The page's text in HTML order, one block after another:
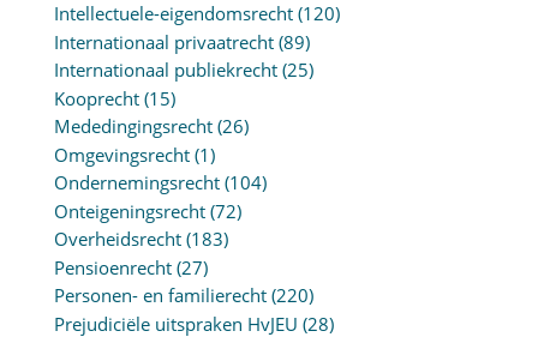
Intellectuele-eigendomsrecht(120)
Internationaal privaatrecht(89)
Internationaal publiekrecht(25)
Kooprecht(15)
Mededingingsrecht(26)
Omgevingsrecht(1)
Ondernemingsrecht(104)
Onteigeningsrecht(72)
Overheidsrecht(183)
Pensioenrecht(27)
Personen- en familierecht(220)
Prejudiciële uitspraken HvJEU (28)